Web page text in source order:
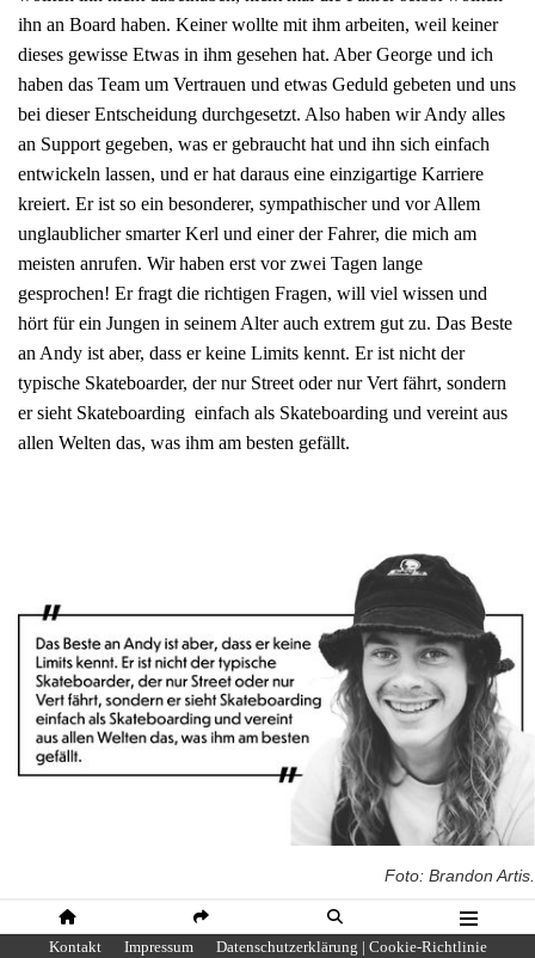
HOME SHARE SUCHE MENÜ
ihn an Board haben. Keiner wollte mit ihm arbeiten, weil keiner
dieses gewisse Etwas in ihm gesehen hat. Aber George und ich
haben das Team um Vertrauen und etwas Geduld gebeten und uns
bei dieser Entscheidung durchgesetzt. Also haben wir Andy alles
an Support gegeben, was er gebraucht hat und ihn sich einfach
entwickeln lassen, und er hat daraus eine einzigartige Karriere
kreiert. Er ist so ein besonderer, sympathischer und vor Allem
unglaublicher smarter Kerl und einer der Fahrer, die mich am
meisten anrufen. Wir haben erst vor zwei Tagen lange
gesprochen! Er fragt die richtigen Fragen, will viel wissen und
hört für ein Jungen in seinem Alter auch extrem gut zu. Das Beste
an Andy ist aber, dass er keine Limits kennt. Er ist nicht der
typische Skateboarder, der nur Street oder nur Vert fährt, sondern
er sieht Skateboarding einfach als Skateboarding und vereint aus
allen Welten das, was ihm am besten gefällt.
Foto: Brandon Artis.
Kontakt Impressum Datenschutzerklärung | Cookie-Richtlinie